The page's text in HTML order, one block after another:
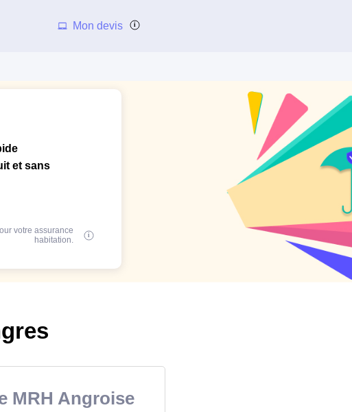
Mon devis
et sans
votre assurance
habitation.
MRH Angroise